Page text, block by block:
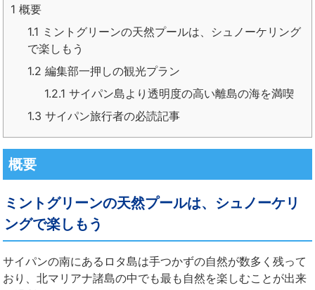
1 概要
1.1 ミントグリーンの天然プールは、シュノーケリング
で楽しもう
1.2 編集部一押しの観光プラン
1.2.1 サイパン島より透明度の高い離島の海を満喫
1.3 サイパン旅行者の必読記事
概要
ミントグリーンの天然プールは、シュノーケリ
ングで楽しもう
サイパンの南にあるロタ島は手つかずの自然が数多く残って
おり、北マリアナ諸島の中でも最も自然を楽しむことが出来